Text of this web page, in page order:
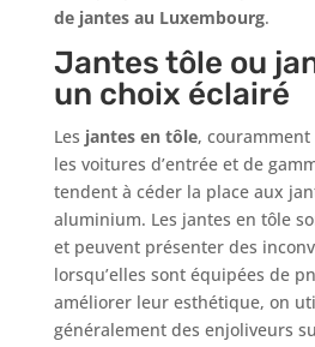
de jantes au Luxembourg.
Jantes tôle ou
un choix éclairé
Les jantes en tôle,
les voitures d’entrée et de
tendent à céder la place aux
aluminium. Les jantes en tôle
et peuvent présenter des
lorsqu’elles sont équipées de
améliorer leur esthétique, on
généralement des enjoliveurs